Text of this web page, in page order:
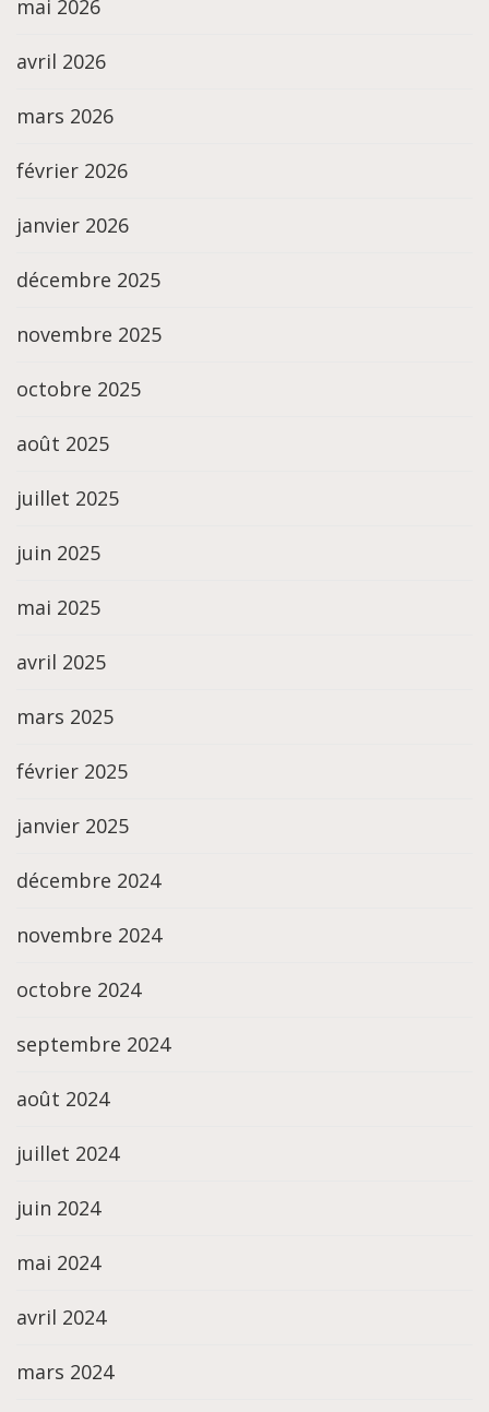
mai 2026
avril 2026
mars 2026
février 2026
janvier 2026
décembre 2025
novembre 2025
octobre 2025
août 2025
juillet 2025
juin 2025
mai 2025
avril 2025
mars 2025
février 2025
janvier 2025
décembre 2024
novembre 2024
octobre 2024
septembre 2024
août 2024
juillet 2024
juin 2024
mai 2024
avril 2024
mars 2024